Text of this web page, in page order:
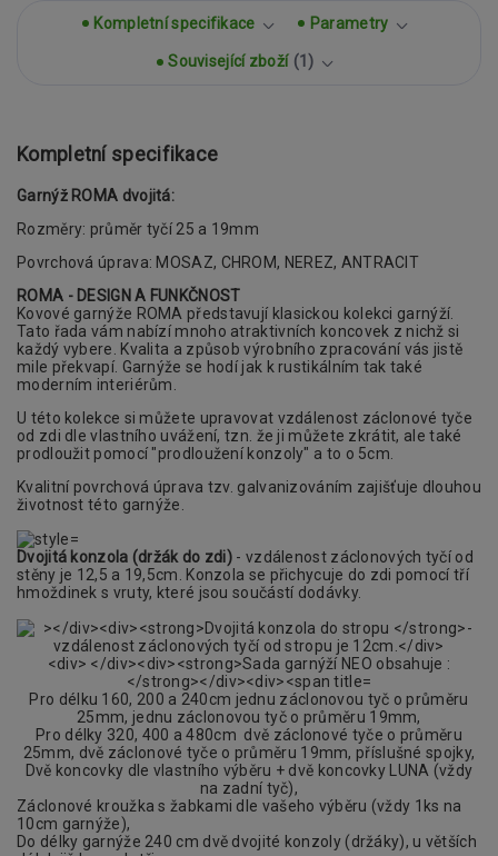
Kompletní specifikace Parametry
Související zboží 1
Kompletní specifikace
Garnýž ROMA dvojitá:
Rozměry: průměr tyčí 25 a 19mm
Povrchová úprava: MOSAZ, CHROM, NEREZ, ANTRACIT
ROMA - DESIGN A FUNKČNOST
Kovové garnýže ROMA představují klasickou kolekci garnýží.
Tato řada vám nabízí mnoho atraktivních koncovek z nichž si
každý vybere. Kvalita a způsob výrobního zpracování vás jistě
mile překvapí. Garnýže se hodí jak k rustikálním tak také
moderním interiérům.
U této kolekce si můžete upravovat vzdálenost záclonové tyče
od zdi dle vlastního uvážení, tzn. že ji můžete zkrátit, ale také
prodloužit pomocí "prodloužení konzoly" a to o 5cm.
Kvalitní povrchová úprava tzv. galvanizováním zajišťuje dlouhou
životnost této garnýže.
Dvojitá konzola (držák do zdi) - vzdálenost záclonových tyčí od
stěny je 12,5 a 19,5cm. Konzola se přichycuje do zdi pomocí tří
hmoždinek s vruty, které jsou součástí dodávky.
Pro délku 160, 200 a 240cm jednu záclonovou tyč o průměru
25mm, jednu záclonovou tyč o průměru 19mm,
Pro délky 320, 400 a 480cm dvě záclonové tyče o průměru
25mm, dvě záclonové tyče o průměru 19mm, příslušné spojky,
Dvě koncovky dle vlastního výběru + dvě koncovky LUNA (vždy
na zadní tyč),
Záclonové kroužka s žabkami dle vašeho výběru (vždy 1ks na
10cm garnýže),
Do délky garnýže 240 cm dvě dvojité konzoly (držáky), u větších